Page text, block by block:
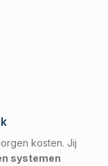
kosten. Jij
systemen